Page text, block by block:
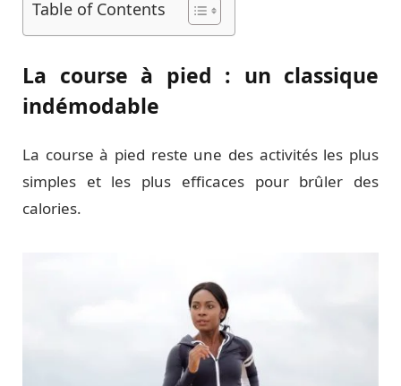
Table of Contents
La course à pied : un classique
indémodable
La course à pied reste une des activités les plus
simples et les plus efficaces pour brûler des
calories.